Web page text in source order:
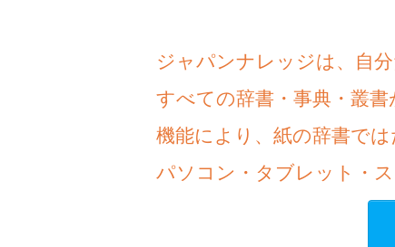
ジャパンナレッジは、自分
すべての辞書・事典・叢
機能により、紙の辞書で
パソコン・タブレット・